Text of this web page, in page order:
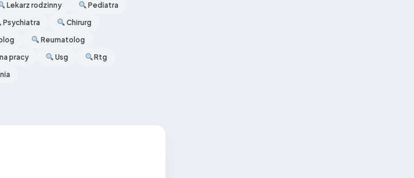
Lekarz rodzinny
Pediatra
Psychiatra
Chirurg
Reumatolog
pracy Usg
Rtg